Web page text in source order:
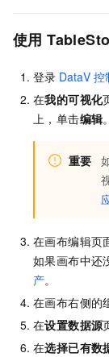
使用
登录 DataV 控
在我的可视化
上，单击编辑。
重要
在画布编辑页
如果画布中还
产。
在画布右侧的
在设置数据源
在选择已有数